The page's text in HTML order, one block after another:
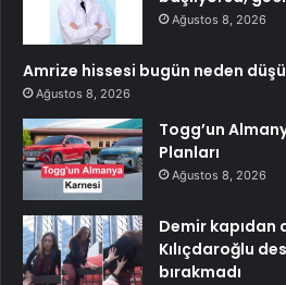
Ağustos 8, 2026
Amrize hissesi bugün neden
Ağustos 8, 2026
Togg’un
Planları
Ağustos 8, 2026
Demir kapıdan
Kılıçdaroğlu
bırakmadı